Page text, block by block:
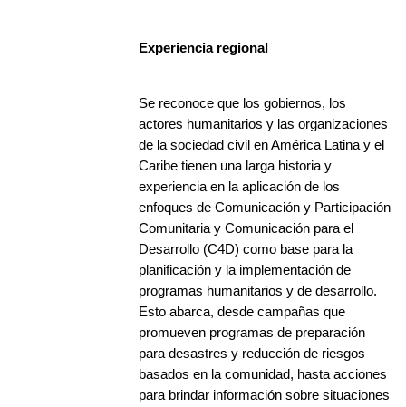
Experiencia regional
Se reconoce que los gobiernos, los
actores humanitarios y las organizaciones
de la sociedad civil en América Latina y el
Caribe tienen una larga historia y
experiencia en la aplicación de los
enfoques de Comunicación y Participación
Comunitaria y Comunicación para el
Desarrollo (C4D) como base para la
planificación y la implementación de
programas humanitarios y de desarrollo.
Esto abarca, desde campañas que
promueven programas de preparación
para desastres y reducción de riesgos
basados en la comunidad, hasta acciones
para brindar información sobre situaciones